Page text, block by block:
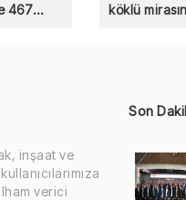
467
köklü
inşaat ve
verici
Son